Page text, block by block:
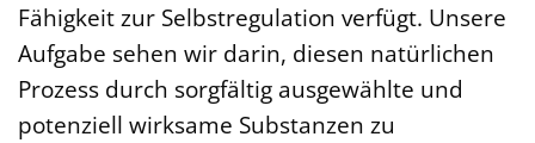
Fähigkeit zur Selbstregulation verfügt. Unsere
Aufgabe sehen wir darin, diesen natürlichen
Prozess durch sorgfältig ausgewählte und
potenziell wirksame Substanzen zu